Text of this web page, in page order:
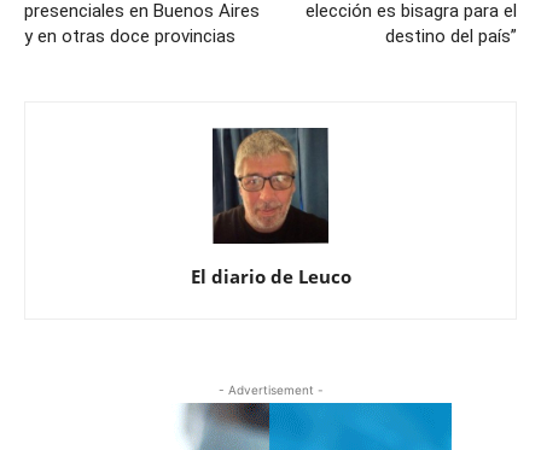
presenciales en Buenos Aires
y en otras doce provincias
elección es bisagra para el
destino del país”
El diario de Leuco
- Advertisement -